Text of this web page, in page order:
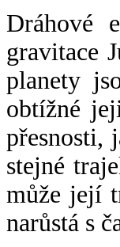
Dráhové
gravitace
planety
obtížné
přesnosti,
stejné
může její
narůstá s